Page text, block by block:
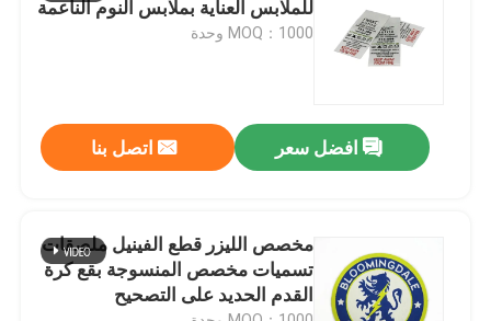
اتصل بنا
جميع القضايا
نسيج عاكس
للملابس العناية بملابس النوم الناعمة
MOQ：1000 وحدة
افضل سعر اتصل بنا
مخصص الليزر قطع الفينيل ملصقات
تسميات مخصص المنسوجة بقع كرة
القدم الحديد على التصحيح